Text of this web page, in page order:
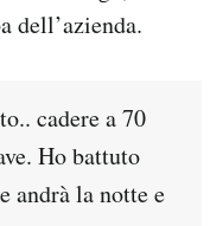
dell’azienda.
cadere a 70
Ho battuto
andrà la notte e